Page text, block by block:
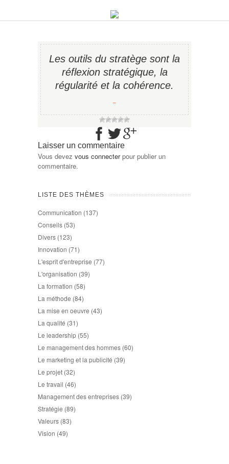
Les outils du stratège sont la
réflexion stratégique, la
régularité et la cohérence.
−
Laisser un commentaire
Vous devez vous connecterpour publier un
commentaire.
LISTE DES THÈMES
Communication (137)
Conseils (53)
Divers (123)
Innovation (71)
L'esprit d'entreprise (77)
L'organisation (39)
La formation (58)
La méthode (84)
La mise en oeuvre (43)
La qualité (31)
Le leadership (55)
Le management des hommes (60)
Le marketing et la publicité (39)
Le projet (32)
Le travail (46)
Management des entreprises (39)
Stratégie (89)
Valeurs (83)
Vision (49)